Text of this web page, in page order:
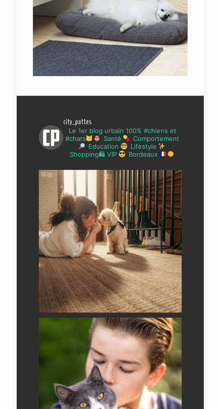
city_pattes
Le 1er blog urbain 100% #chiens et
#chats
Santé
Comportement
Education
Lifestyle
Shopping🛍 VIP
Bordeaux